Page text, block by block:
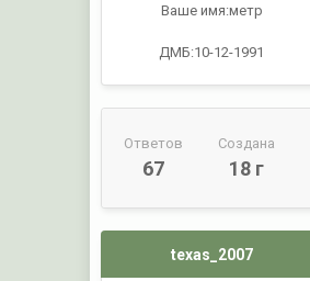
Ваше имя:метр
ДМБ:10-12-1991
Ответов
67
Создана
18 г
texas_2007